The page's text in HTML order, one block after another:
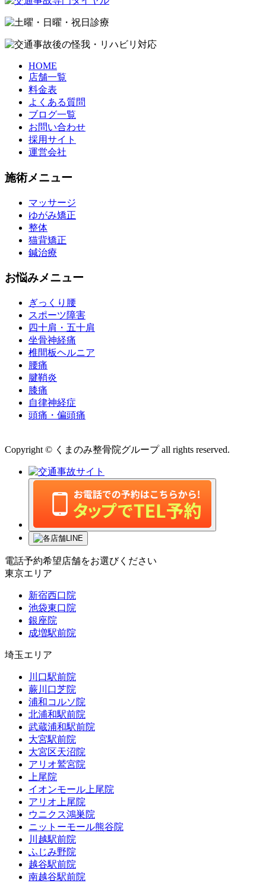
HOME
店舗一覧
料金表
よくある質問
ブログ一覧
お問い合わせ
採用サイト
運営会社
施術メニュー
マッサージ
ゆがみ矯正
整体
猫背矯正
鍼治療
お悩みメニュー
ぎっくり腰
スポーツ障害
四十肩・五十肩
坐骨神経痛
椎間板ヘルニア
腰痛
腱鞘炎
膝痛
自律神経症
頭痛・偏頭痛
Copyright © くまのみ整骨院グループ all rights reserved.
電話予約希望店舗をお選びください
東京エリア
新宿西口院
池袋東口院
銀座院
成増駅前院
埼玉エリア
川口駅前院
蕨川口芝院
浦和コルソ院
北浦和駅前院
武蔵浦和駅前院
大宮駅前院
大宮区天沼院
アリオ鷲宮院
上尾院
イオンモール上尾院
アリオ上尾院
ウニクス鴻巣院
ニットーモール熊谷院
川越駅前院
ふじみ野院
越谷駅前院
南越谷駅前院